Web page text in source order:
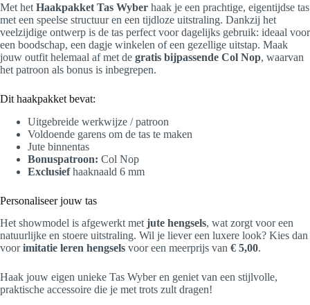
Met het Haakpakket Tas Wyber haak je een prachtige, eigentijdse tas
met een speelse structuur en een tijdloze uitstraling. Dankzij het
veelzijdige ontwerp is de tas perfect voor dagelijks gebruik: ideaal voor
een boodschap, een dagje winkelen of een gezellige uitstap. Maak
jouw outfit helemaal af met de gratis bijpassende Col Nop, waarvan
het patroon als bonus is inbegrepen.
Dit haakpakket bevat:
Uitgebreide werkwijze / patroon
Voldoende garens om de tas te maken
Jute binnentas
Bonuspatroon: Col Nop
Exclusiefhaaknaald 6 mm
Personaliseer jouw tas
Het showmodel is afgewerkt met jute hengsels, wat zorgt voor een
natuurlijke en stoere uitstraling. Wil je liever een luxere look? Kies dan
voorimitatie leren hengsels voor een meerprijs van € 5,00.
Haak jouw eigen unieke Tas Wyber en geniet van een stijlvolle,
praktische accessoire die je met trots zult dragen!